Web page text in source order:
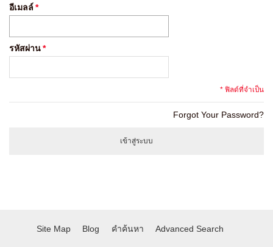
*
อีเมลล์
*
รหัสผ่าน
* ฟิลด์ที่จำเป็น
Forgot Your Password?
เข้าสู่ระบบ
Site Map Blog คำค้นหา Advanced Search